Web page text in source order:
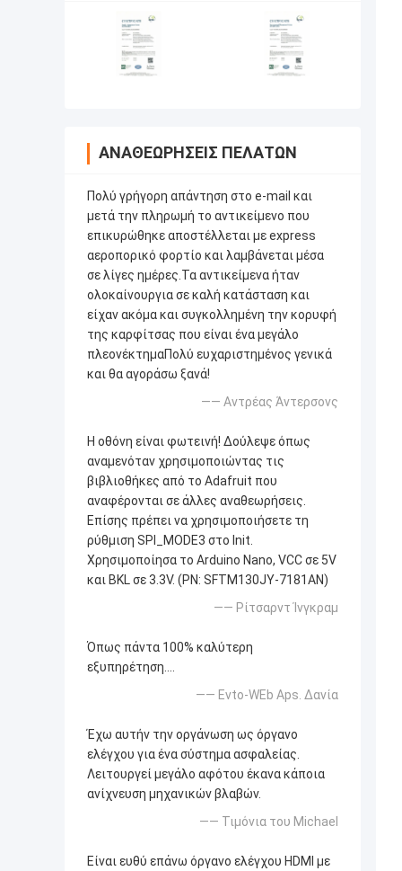
ΑΝΑΘΕΩΡΉΣΕΙΣ ΠΕΛΑΤΏΝ
Πολύ γρήγορη απάντηση στο e-mail και
μετά την πληρωμή το αντικείμενο που
επικυρώθηκε αποστέλλεται με express
αεροπορικό φορτίο και λαμβάνεται μέσα
σε λίγες ημέρες.Τα αντικείμενα ήταν
ολοκαίνουργια σε καλή κατάσταση και
είχαν ακόμα και συγκολλημένη την κορυφή
της καρφίτσας που είναι ένα μεγάλο
πλεονέκτημαΠολύ ευχαριστημένος γενικά
και θα αγοράσω ξανά!
—— Αντρέας Άντερσονς
Η οθόνη είναι φωτεινή! Δούλεψε όπως
αναμενόταν χρησιμοποιώντας τις
βιβλιοθήκες από το Adafruit που
αναφέρονται σε άλλες αναθεωρήσεις.
Επίσης πρέπει να χρησιμοποιήσετε τη
ρύθμιση SPI_MODE3 στο Init.
Χρησιμοποίησα το Arduino Nano, VCC σε 5V
και BKL σε 3.3V. (PN: SFTM130JY-7181AN)
—— Ρίτσαρντ Ίνγκραμ
Όπως πάντα 100% καλύτερη
εξυπηρέτηση....
—— Evto-WEb Aps. Δανία
Έχω αυτήν την οργάνωση ως όργανο
ελέγχου για ένα σύστημα ασφαλείας.
Λειτουργεί μεγάλο αφότου έκανα κάποια
ανίχνευση μηχανικών βλαβών.
—— Τιμόνια του Michael
Είναι ευθύ επάνω όργανο ελέγχου HDMI με